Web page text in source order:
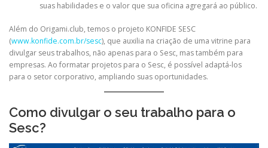
suas habilidades e o valor que sua oficina agregará ao público.
Além do Origami.club, temos o projeto KONFIDE SESC
(www.konfide.com.br/sesc), que auxilia na criação de uma vitrine para
divulgar seus trabalhos, não apenas para o Sesc, mas também para
empresas. Ao formatar projetos para o Sesc, é possível adaptá-los
para o setor corporativo, ampliando suas oportunidades.
Como divulgar o seu trabalho para o
Sesc?